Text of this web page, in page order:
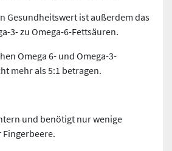
Gesundheitswert ist außerdem das
3- zu Omega-6-Fettsäuren.
Omega 6- und Omega-3-
mehr als 5:1 betragen.
und benötigt nur wenige